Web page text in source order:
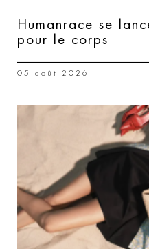
Humanrace se
pour le corps
05 août 2026